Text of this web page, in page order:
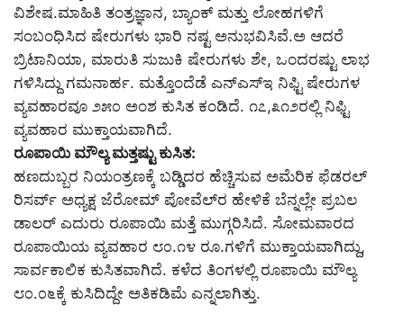
ವಿಶೇಷ.ಮಾಹಿತಿ ತಂತ್ರಜ್ಞಾನ, ಬ್ಯಾಂಕ್ ಮತ್ತು ಲೋಹಗಳಿಗೆ
ಸಂಬಂಧಿಸಿದ ಷೇರುಗಳು ಭಾರಿ ನಷ್ಟ ಅನುಭವಿಸಿವೆ.ಅ ಆದರೆ
ಬ್ರಿಟಾನಿಯಾ, ಮಾರುತಿ ಸುಜುಕಿ ಷೇರುಗಳು ಶೇ, ಒಂದರಷ್ಟು ಲಾಭ
ಗಳಿಸಿದ್ದು ಗಮನಾರ್ಹ. ಮತ್ತೊಂದೆಡೆ ಎನ್‌ಎಸ್‌ಇ ನಿಫ್ಟಿ ಷೇರುಗಳ
ವ್ಯವಹಾರವೂ ೨೫೦ ಅಂಶ ಕುಸಿತ ಕಂಡಿದೆ. ೧೭,೩೧೨ರಲ್ಲಿ ನಿಫ್ಟಿ
ವ್ಯವಹಾರ ಮುಕ್ತಾಯವಾಗಿದೆ.
ರೂಪಾಯಿ ಮೌಲ್ಯ ಮತ್ತಷ್ಟು ಕುಸಿತ:
ಹಣದುಬ್ಬರ ನಿಯಂತ್ರಣಕ್ಕೆ ಬಡ್ಡಿದರ ಹೆಚ್ಚಿಸುವ ಅಮೆರಿಕ ಫೆಡರಲ್
ರಿಸರ್ವ್ ಅಧ್ಯಕ್ಷ ಜೆರೋಮ್ ಪೋವೆಲ್‌ರ ಹೇಳಿಕೆ ಬೆನ್ನಲ್ಲೇ ಪ್ರಬಲ
ಡಾಲರ್ ಎದುರು ರೂಪಾಯಿ ಮತ್ತೆ ಮುಗ್ಗರಿಸಿದೆ. ಸೋಮವಾರದ
ರೂಪಾಯಿಯ ವ್ಯವಹಾರ ೮೦.೧೪ ರೂ.ಗಳಿಗೆ ಮುಕ್ತಾಯವಾಗಿದ್ದು,
ಸಾರ್ವಕಾಲಿಕ ಕುಸಿತವಾಗಿದೆ. ಕಳೆದ ತಿಂಗಳಲ್ಲಿ ರೂಪಾಯಿ ಮೌಲ್ಯ
೮೦.೦೬ಕ್ಕೆ ಕುಸಿದಿದ್ದೇ ಅತಿಕಡಿಮೆ ಎನ್ನಲಾಗಿತ್ತು.